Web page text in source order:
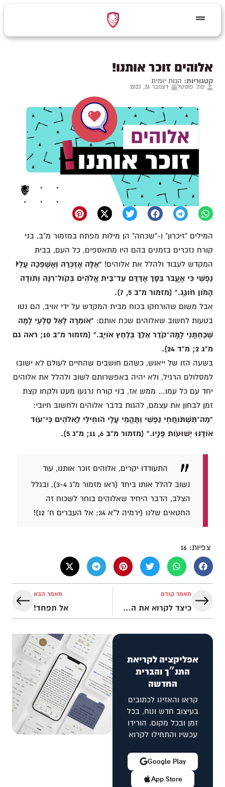
אלוהים זוכר אותנו!
קטגוריות: הגות יומית
סת' פוסטל דצמבר 26, 2023
המילים "זיכרון" ו-"שכחה" הן מילות מפתח במזמור מ"ב. בני
קורח נזכרים בזמנים בהם היו מתאספים, כל העם, בבית
המקדש לעבוד ולהלל את אלוהים! "אֵלֶּה אֶזְכְּרָה וְאֶשְׁפְּכָה עָלַי׀
נַפְשִׁי כִּי אֶֽעֱבֹר בַּסָּך אֶדַּדֵּם עַד־בֵּית אֱלֹהִים בְּקֹול־רִנָּה וְתֹודָה
הָמֹון חֹוגֵֽג." (מזמור מ"ב 5, 7).
אבל משום שהורחקו בכוח מבית המקדש על ידי אויב, הם נטו
בטעות לחשוב שאלוהים שכח אותם: "אֹומְרָה לְאֵל סַלְעִי לָמָה
שְׁכַחְתָּנִי לָֽמָּה־קֹדֵר אֵלֵךְ בְּלַחַץ אֹויֵֽב." (מזמור מ"ב 10; ראה גם
מ"ג 2; מ"ד 24).
בשעה הזו של ייאוש, כשהם חושבים שהחיים לעולם לא ישובו
למסלולם הרגיל, ולא יהיה באפשרותם לשוב ולהלל את אלוהים
יחד עם כל עמו… ממש אז, בני קורח נרגעו מעט ולקחו קצת
זמן לבחון את עצמם, להגות בדבר אלוהים ולחשוב חיובי:
"מַה־תִּשְׁתֹּוחֲחִי נַפְשִׁי וַתֶּהֱמִי עָלָי הֹוחִילִי לֵֽאלֹהִים כִּי־עֹוד
אֹודֶנּוּ יְשׁוּעֹות פָּנָֽיו." (מזמור מ"ב 6, 11; מ"ג 5).
התעודדו יקרים, אלוהים זוכר אותנו, עוד
נשוב להלל אותו ביחד (ראו מזמור מ"ג 3-4), ובגלל
הצלב, הדבר היחיד שאלוהים בוחר לשכוח זה
החטאים שלנו (ירמיה ל"א 34; אל העברים ח' 12)!
צפיות: 16
מאמר קודם
כיצד לקרוא את הכתובים?
מאמר הבא
אל תפחד!
אפליקציה לקריאת
התנ״ך והברית
החדשה
קראו והאזינו לכתובים
בעיצוב חדש ונוח, בכל
זמן ובכל מקום. הורידו
עכשיו והתחילו לקרוא
App Store
Google Play